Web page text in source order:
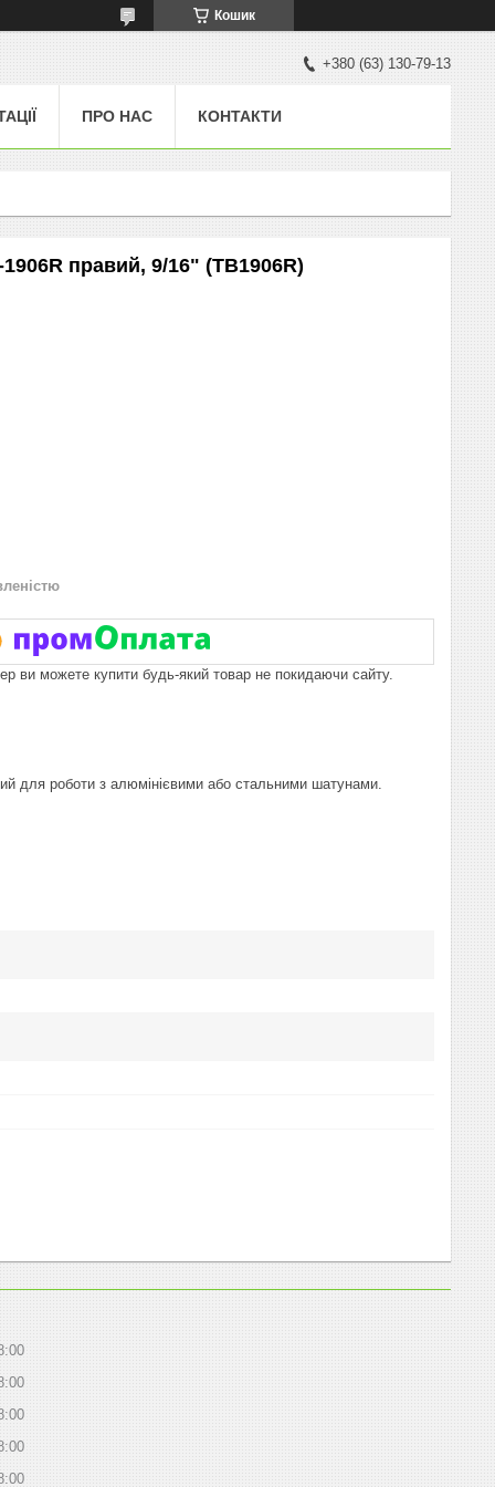
Кошик
+380 (63) 130-79-13
ПРО НАС КОНТАКТИ
правий, 9/16" (TB1906R)
ви можете купити будь-який товар не покидаючи сайту.
для роботи з алюмінієвими або стальними шатунами.